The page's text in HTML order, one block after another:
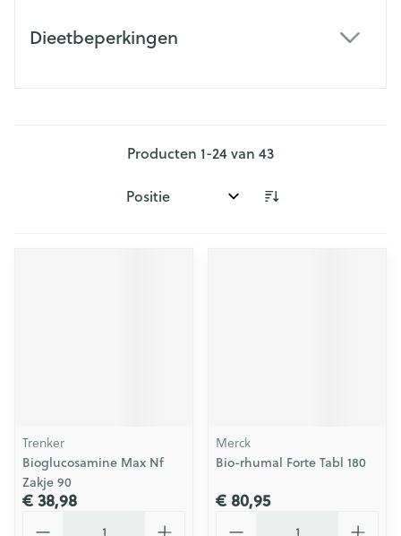
Dieetbeperkingen
Producten 1-24van 43
Sorteer op:
Trenker
Bioglucosamine Max Nf
Zakje 90
€ 38,98
Merck
Bio-rhumal Forte Tabl 180
€ 80,95